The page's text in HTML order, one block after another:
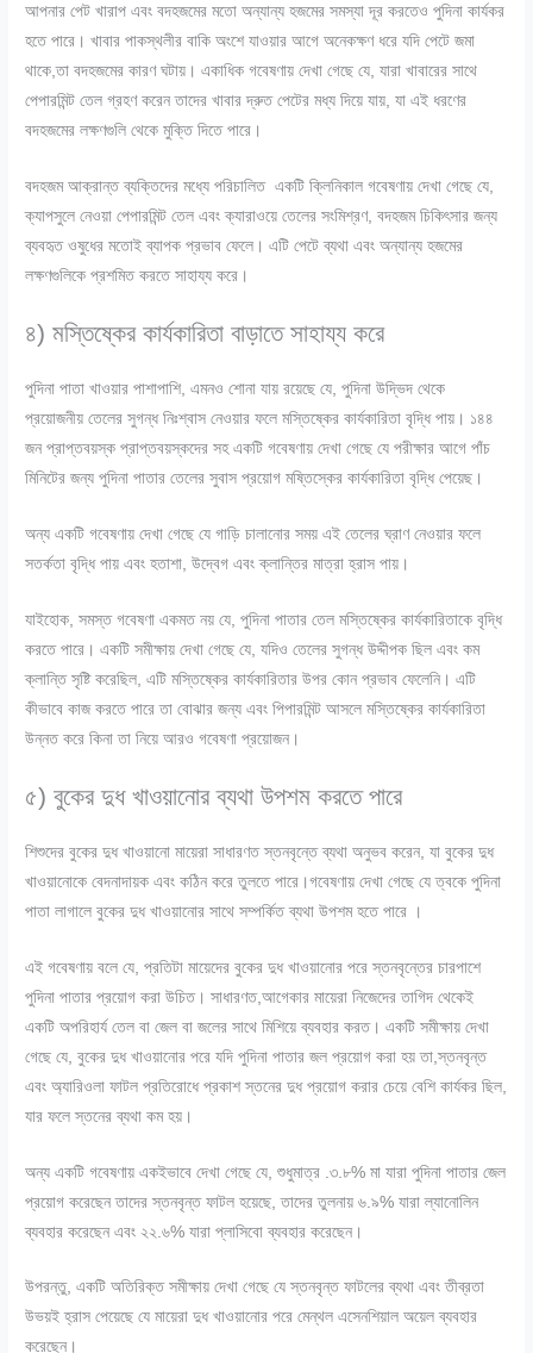
আপনার পেট খারাপ এবং বদহজমের মতো অন্যান্য হজমের সমস্যা দূর করতেও পুদিনা কার্যকর
হতে পারে। খাবার পাকস্থলীর বাকি অংশে যাওয়ার আগে অনেকক্ষণ ধরে যদি পেটে জমা
থাকে,তা বদহজমের কারণ ঘটায়। একাধিক গবেষণায় দেখা গেছে যে, যারা খাবারের সাথে
পেপারমিন্ট তেল গ্রহণ করেন তাদের খাবার দ্রুত পেটের মধ্য দিয়ে যায়, যা এই ধরণের
বদহজমের লক্ষণগুলি থেকে মুক্তি দিতে পারে।
বদহজম আক্রান্ত ব্যক্তিদের মধ্যে পরিচালিত একটি ক্লিনিকাল গবেষণায় দেখা গেছে যে,
ক্যাপসুলে নেওয়া পেপারমিন্ট তেল এবং ক্যারাওয়ে তেলের সংমিশ্রণ, বদহজম চিকিৎসার জন্য
ব্যবহৃত ওষুধের মতোই ব্যাপক প্রভাব ফেলে। এটি পেটে ব্যথা এবং অন্যান্য হজমের
লক্ষণগুলিকে প্রশমিত করতে সাহায্য করে।
৪) মস্তিষ্কের কার্যকারিতা বাড়াতে সাহায্য করে
পুদিনা পাতা খাওয়ার পাশাপাশি, এমনও শোনা যায় রয়েছে যে, পুদিনা উদ্ভিদ থেকে
প্রয়োজনীয় তেলের সুগন্ধ নিঃশ্বাস নেওয়ার ফলে মস্তিষ্কের কার্যকারিতা বৃদ্ধি পায়। ১৪৪
জন প্রাপ্তবয়স্ক প্রাপ্তবয়স্কদের সহ একটি গবেষণায় দেখা গেছে যে পরীক্ষার আগে পাঁচ
মিনিটের জন্য পুদিনা পাতার তেলের সুবাস প্রয়োগ মষ্তিস্কের কার্যকারিতা বৃদ্ধি পেয়েছ।
অন্য একটি গবেষণায় দেখা গেছে যে গাড়ি চালানোর সময় এই তেলের ঘ্রাণ নেওয়ার ফলে
সতর্কতা বৃদ্ধি পায় এবং হতাশা, উদ্বেগ এবং ক্লান্তির মাত্রা হ্রাস পায়।
যাইহোক, সমস্ত গবেষণা একমত নয় যে, পুদিনা পাতার তেল মস্তিষ্কের কার্যকারিতাকে বৃদ্ধি
করতে পারে। একটি সমীক্ষায় দেখা গেছে যে, যদিও তেলের সুগন্ধ উদ্দীপক ছিল এবং কম
ক্লান্তি সৃষ্টি করেছিল, এটি মস্তিষ্কের কার্যকারিতার উপর কোন প্রভাব ফেলেনি। এটি
কীভাবে কাজ করতে পারে তা বোঝার জন্য এবং পিপারমিন্ট আসলে মস্তিষ্কের কার্যকারিতা
উন্নত করে কিনা তা নিয়ে আরও গবেষণা প্রয়োজন।
৫) বুকের দুধ খাওয়ানোর ব্যথা উপশম করতে পারে
শিশুদের বুকের দুধ খাওয়ানো মায়েরা সাধারণত স্তনবৃন্তে ব্যথা অনুভব করেন, যা বুকের দুধ
খাওয়ানোকে বেদনাদায়ক এবং কঠিন করে তুলতে পারে।গবেষণায় দেখা গেছে যে ত্বকে পুদিনা
পাতা লাগালে বুকের দুধ খাওয়ানোর সাথে সম্পর্কিত ব্যথা উপশম হতে পারে ।
এই গবেষণায় বলে যে, প্রতিটা মায়েদের বুকের দুধ খাওয়ানোর পরে স্তনবৃন্তের চারপাশে
পুদিনা পাতার প্রয়োগ করা উচিত। সাধারণত,আগেকার মায়েরা নিজেদের তাগিদ থেকেই
একটি অপরিহার্য তেল বা জেল বা জলের সাথে মিশিয়ে ব্যবহার করত। একটি সমীক্ষায় দেখা
গেছে যে, বুকের দুধ খাওয়ানোর পরে যদি পুদিনা পাতার জল প্রয়োগ করা হয় তা,স্তনবৃন্ত
এবং অ্যারিওলা ফাটল প্রতিরোধে প্রকাশ স্তনের দুধ প্রয়োগ করার চেয়ে বেশি কার্যকর ছিল,
যার ফলে স্তনের ব্যথা কম হয়।
অন্য একটি গবেষণায় একইভাবে দেখা গেছে যে, শুধুমাত্র .৩.৮% মা যারা পুদিনা পাতার জেল
প্রয়োগ করেছেন তাদের স্তনবৃন্ত ফাটল হয়েছে, তাদের তুলনায় ৬.৯% যারা ল্যানোলিন
ব্যবহার করেছেন এবং ২২.৬% যারা প্লাসিবো ব্যবহার করেছেন।
উপরন্তু, একটি অতিরিক্ত সমীক্ষায় দেখা গেছে যে স্তনবৃন্ত ফাটলের ব্যথা এবং তীব্রতা
উভয়ই হ্রাস পেয়েছে যে মায়েরা দুধ খাওয়ানোর পরে মেন্থল এসেনশিয়াল অয়েল ব্যবহার
করেছেন।